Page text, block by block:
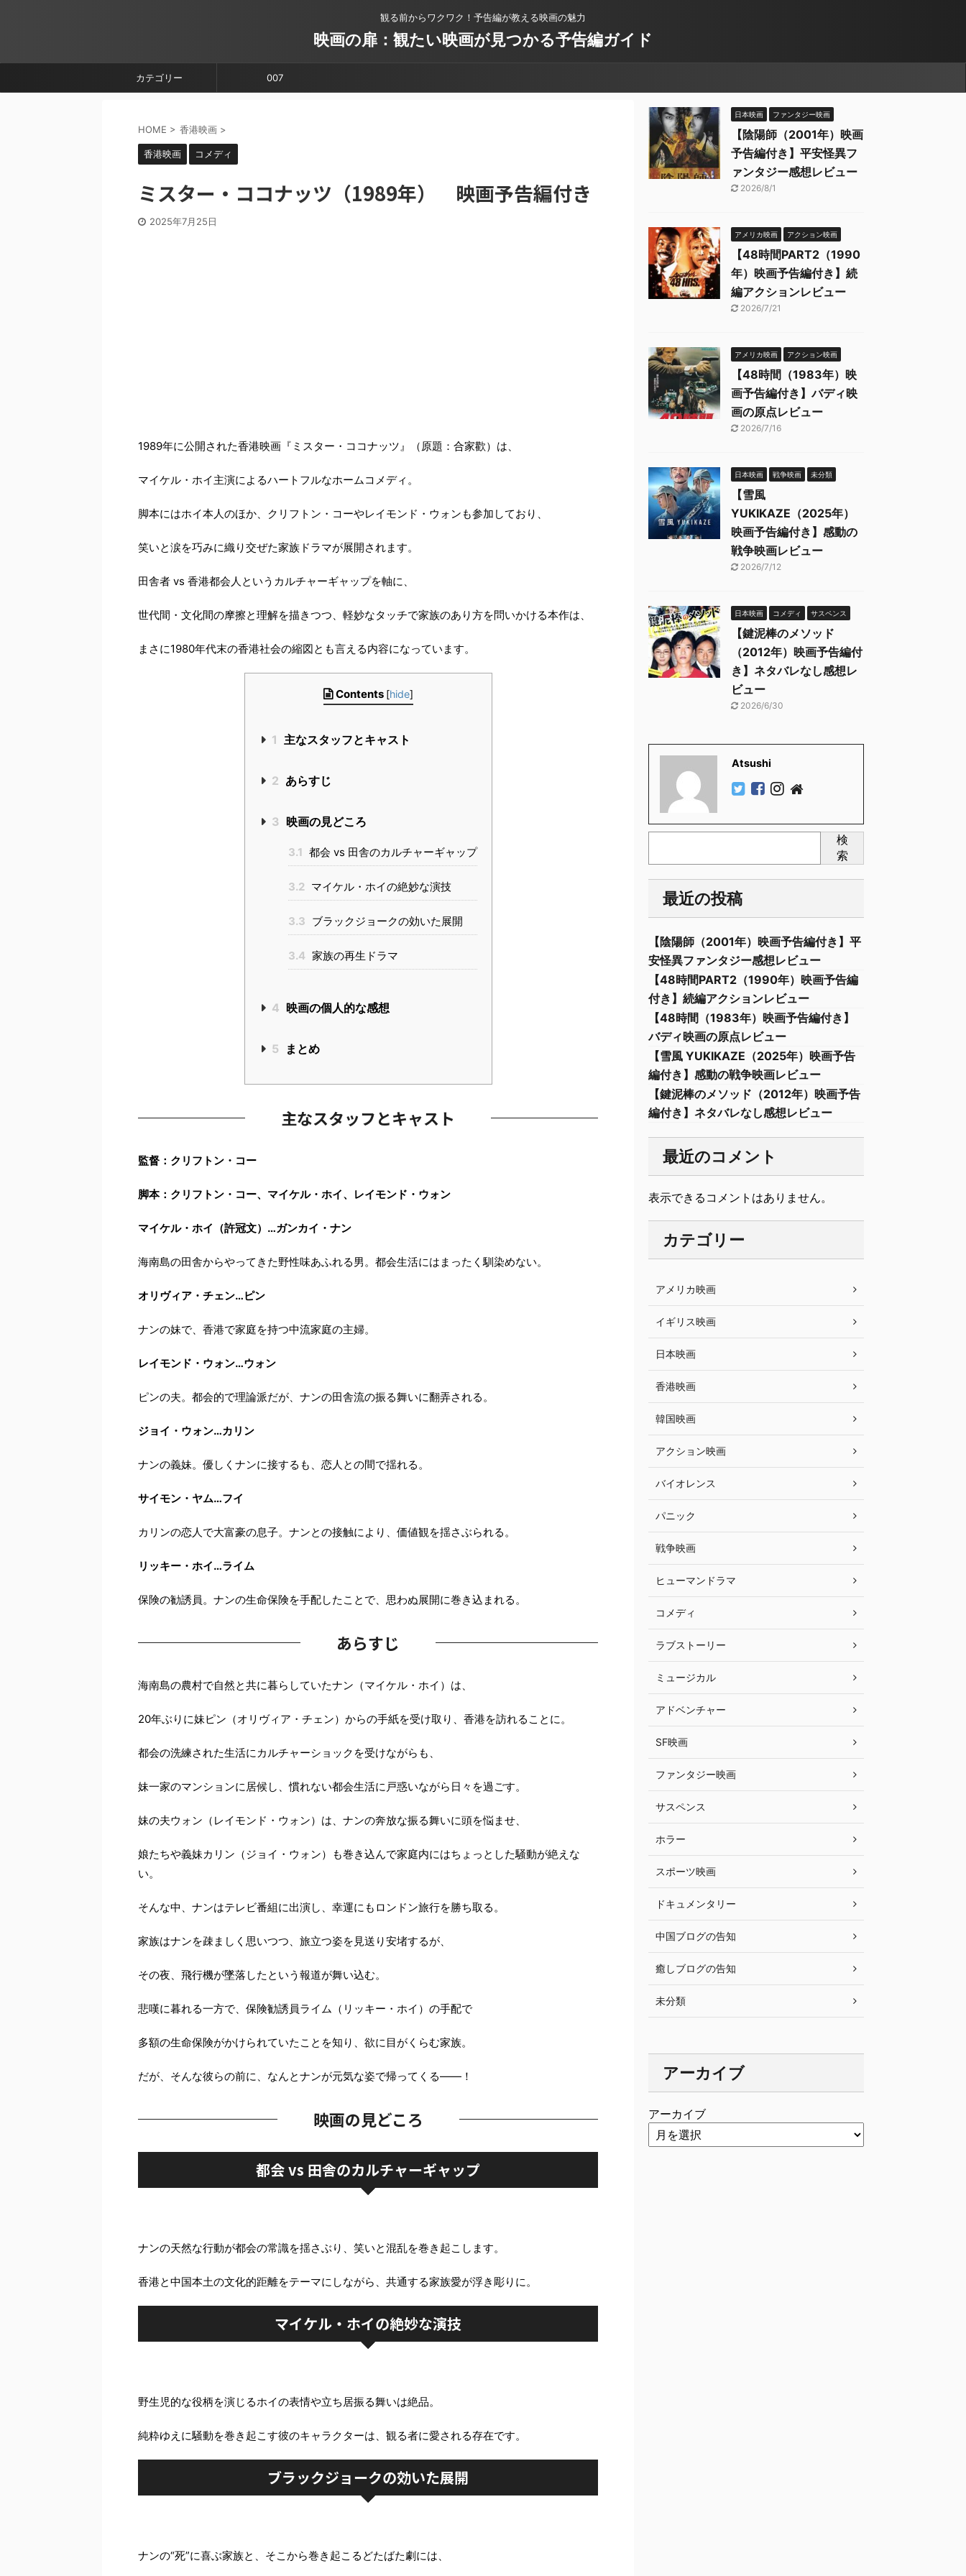
観る前からワクワク！予告編が教える映画の魅力
映画の扉：観たい映画が見つかる予告編ガイド
カテゴリー 007
HOME > 香港映画 >
香港映画 コメディ
ミスター・ココナッツ（1989年） 映画予告編付き
2025年7月25日
1989年に公開された香港映画『ミスター・ココナッツ』（原題：合家歡）は、
マイケル・ホイ主演によるハートフルなホームコメディ。
脚本にはホイ本人のほか、クリフトン・コーやレイモンド・ウォンも参加しており、
笑いと涙を巧みに織り交ぜた家族ドラマが展開されます。
田舎者 vs 香港都会人というカルチャーギャップを軸に、
世代間・文化間の摩擦と理解を描きつつ、軽妙なタッチで家族のあり方を問いかける本作は、
まさに1980年代末の香港社会の縮図とも言える内容になっています。
Contents [hide]
1 主なスタッフとキャスト
2 あらすじ
3 映画の見どころ
3.1 都会 vs 田舎のカルチャーギャップ
3.2 マイケル・ホイの絶妙な演技
3.3 ブラックジョークの効いた展開
3.4 家族の再生ドラマ
4 映画の個人的な感想
5 まとめ
主なスタッフとキャスト
監督：クリフトン・コー
脚本：クリフトン・コー、マイケル・ホイ、レイモンド・ウォン
マイケル・ホイ（許冠文）…ガンカイ・ナン
海南島の田舎からやってきた野性味あふれる男。都会生活にはまったく馴染めない。
オリヴィア・チェン…ピン
ナンの妹で、香港で家庭を持つ中流家庭の主婦。
レイモンド・ウォン…ウォン
ピンの夫。都会的で理論派だが、ナンの田舎流の振る舞いに翻弄される。
ジョイ・ウォン…カリン
ナンの義妹。優しくナンに接するも、恋人との間で揺れる。
サイモン・ヤム…フイ
カリンの恋人で大富豪の息子。ナンとの接触により、価値観を揺さぶられる。
リッキー・ホイ…ライム
保険の勧誘員。ナンの生命保険を手配したことで、思わぬ展開に巻き込まれる。
あらすじ
海南島の農村で自然と共に暮らしていたナン（マイケル・ホイ）は、
20年ぶりに妹ピン（オリヴィア・チェン）からの手紙を受け取り、香港を訪れることに。
都会の洗練された生活にカルチャーショックを受けながらも、
妹一家のマンションに居候し、慣れない都会生活に戸惑いながら日々を過ごす。
妹の夫ウォン（レイモンド・ウォン）は、ナンの奔放な振る舞いに頭を悩ませ、
娘たちや義妹カリン（ジョイ・ウォン）も巻き込んで家庭内にはちょっとした騒動が絶えな
い。
そんな中、ナンはテレビ番組に出演し、幸運にもロンドン旅行を勝ち取る。
家族はナンを疎ましく思いつつ、旅立つ姿を見送り安堵するが、
その夜、飛行機が墜落したという報道が舞い込む。
悲嘆に暮れる一方で、保険勧誘員ライム（リッキー・ホイ）の手配で
多額の生命保険がかけられていたことを知り、欲に目がくらむ家族。
だが、そんな彼らの前に、なんとナンが元気な姿で帰ってくる――！
映画の見どころ
都会 vs 田舎のカルチャーギャップ
ナンの天然な行動が都会の常識を揺さぶり、笑いと混乱を巻き起こします。
香港と中国本土の文化的距離をテーマにしながら、共通する家族愛が浮き彫りに。
マイケル・ホイの絶妙な演技
野生児的な役柄を演じるホイの表情や立ち居振る舞いは絶品。
純粋ゆえに騒動を巻き起こす彼のキャラクターは、観る者に愛される存在です。
ブラックジョークの効いた展開
ナンの“死”に喜ぶ家族と、そこから巻き起こるどたばた劇には、
日本映画 ファンタジー映画
【陰陽師（2001年）映画
予告編付き】平安怪異フ
ァンタジー感想レビュー
2026/8/1
アメリカ映画 アクション映画
【48時間PART2（1990
年）映画予告編付き】続
編アクションレビュー
2026/7/21
アメリカ映画 アクション映画
【48時間（1983年）映
画予告編付き】バディ映
画の原点レビュー
2026/7/16
日本映画 戦争映画 未分類
【雪風
YUKIKAZE（2025年）
映画予告編付き】感動の
戦争映画レビュー
2026/7/12
日本映画 コメディ サスペンス
【鍵泥棒のメソッド
（2012年）映画予告編付
き】ネタバレなし感想レ
ビュー
2026/6/30
Atsushi
検
索
最近の投稿
【陰陽師（2001年）映画予告編付き】平
安怪異ファンタジー感想レビュー
【48時間PART2（1990年）映画予告編
付き】続編アクションレビュー
【48時間（1983年）映画予告編付き】
バディ映画の原点レビュー
【雪風 YUKIKAZE（2025年）映画予告
編付き】感動の戦争映画レビュー
【鍵泥棒のメソッド（2012年）映画予告
編付き】ネタバレなし感想レビュー
最近のコメント
表示できるコメントはありません。
カテゴリー
アメリカ映画
イギリス映画
日本映画
香港映画
韓国映画
アクション映画
バイオレンス
パニック
戦争映画
ヒューマンドラマ
コメディ
ラブストーリー
ミュージカル
アドベンチャー
SF映画
ファンタジー映画
サスペンス
ホラー
スポーツ映画
ドキュメンタリー
中国ブログの告知
癒しブログの告知
未分類
アーカイブ
アーカイブ